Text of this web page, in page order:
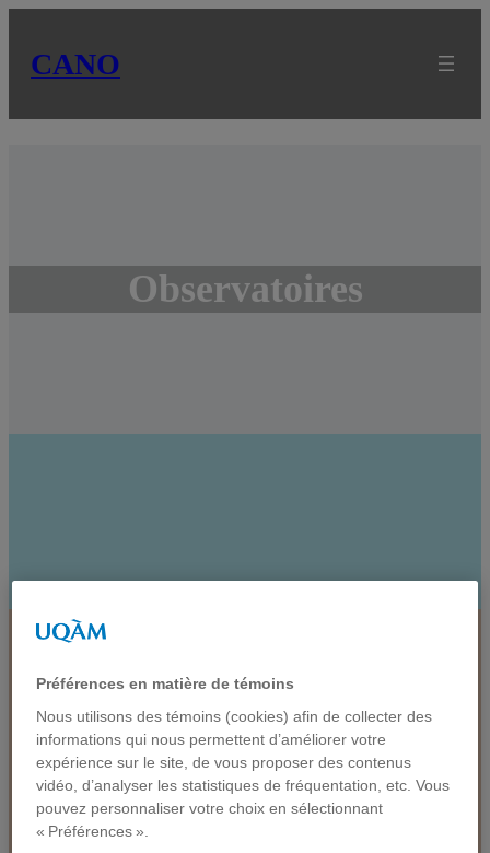
CANO
Observatoires
Préférences en matière de témoins
Nous utilisons des témoins (cookies) afin de collecter des
informations qui nous permettent d’améliorer votre
expérience sur le site, de vous proposer des contenus
vidéo, d’analyser les statistiques de fréquentation, etc. Vous
pouvez personnaliser votre choix en sélectionnant
« Préférences ».